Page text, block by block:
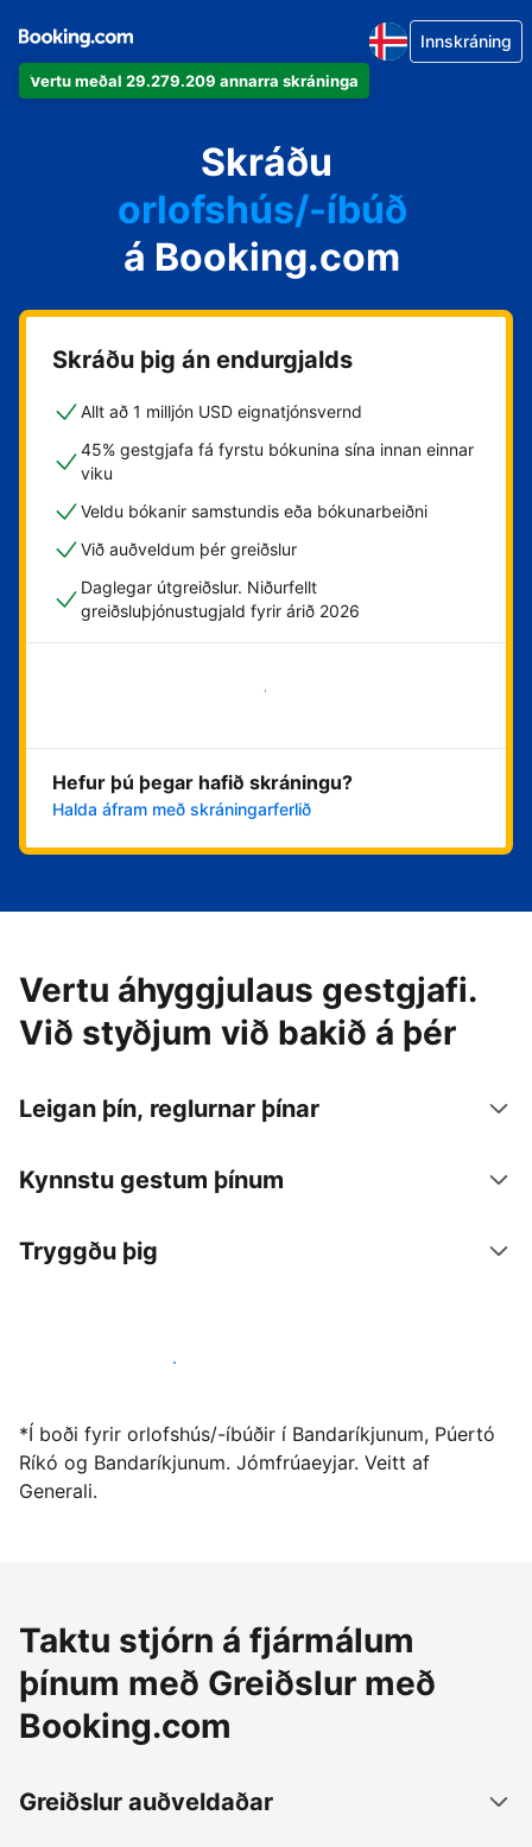
Vertu meðal 29.279.209 annarra skráninga
Innskráning
Skráðu
íbúðina þína
hótelið þitt
orlofshús/-íbúð
gistihúsið þitt
gistiheimilið þitt
á Booking.com
Skráðu þig án endurgjalds
Allt að 1 milljón USD eignatjónsvernd
45% gestgjafa fá fyrstu bókunina sína innan einnar
viku
Veldu bókanir samstundis eða bókunarbeiðni
Við auðveldum þér greiðslur
Daglegar útgreiðslur. Niðurfellt
greiðsluþjónustugjald fyrir árið 2026
Byrja núna
Hefur þú þegar hafið skráningu?
Halda áfram með skráningarferlið
Vertu áhyggjulaus gestgjafi.
Við styðjum við bakið á þér
Leigan þín, reglurnar þínar
Kynnstu gestum þínum
Tryggðu þig
Vertu gestgjafi hjá okkur í dag
*Í boði fyrir orlofshús/-íbúðir í Bandaríkjunum, Púertó
Ríkó og Bandaríkjunum. Jómfrúaeyjar. Veitt af
Generali.
Taktu stjórn á fjármálum
þínum með Greiðslur með
Booking.com
Greiðslur auðveldaðar